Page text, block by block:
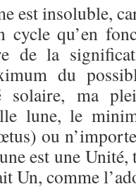
est insoluble,
cycle qu’en
de la
du
solaire, ma
lune, le
ou
est une
Un, comme